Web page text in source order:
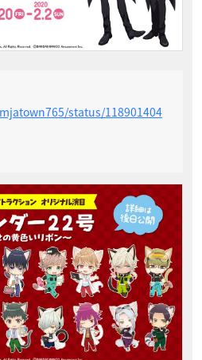
status/118901404